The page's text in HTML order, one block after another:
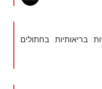
בריאותיות בחתולים